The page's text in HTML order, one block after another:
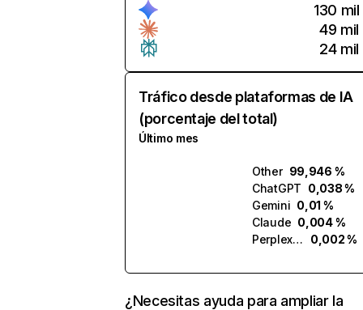
130 mil
49 mil
24 mil
Tráfico desde plataformas de IA
(porcentaje del total)
Último mes
Other 99,946 %
ChatGPT 0,038 %
Gemini 0,01 %
Claude 0,004 %
Perplexity
0,002 %
¿Necesitas ayuda para ampliar la